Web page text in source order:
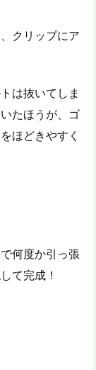
クリップにア
は抜いてしま
たほうが、ゴ
ほどきやすく
何度か引っ張
て完成！